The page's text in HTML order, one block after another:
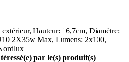
Hauteur: 16,7cm, Diamètre:
2X35w Max, Lumens: 2x100,
par le(s) produit(s)